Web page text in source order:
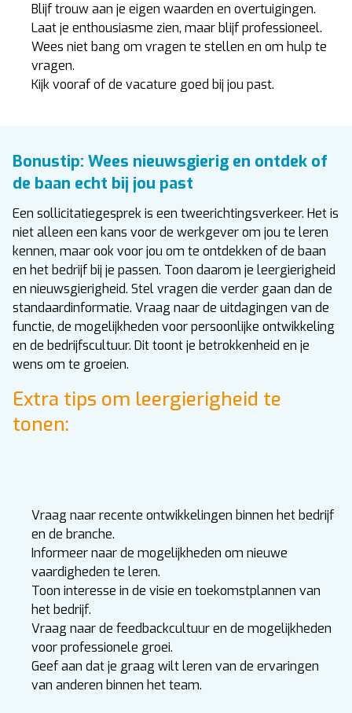
Blijf trouw aan je eigen waarden en overtuigingen.
Laat je enthousiasme zien, maar blijf professioneel.
Wees niet bang om vragen te stellen en om hulp te
vragen.
Kijk vooraf of de vacature goed bij jou past.
Bonustip: Wees nieuwsgierig en ontdek of
de baan echt bij jou past
Een sollicitatiegesprek is een tweerichtingsverkeer. Het is
niet alleen een kans voor de werkgever om jou te leren
kennen, maar ook voor jou om te ontdekken of de baan
en het bedrijf bij je passen. Toon daarom je leergierigheid
en nieuwsgierigheid. Stel vragen die verder gaan dan de
standaardinformatie. Vraag naar de uitdagingen van de
functie, de mogelijkheden voor persoonlijke ontwikkeling
en de bedrijfscultuur. Dit toont je betrokkenheid en je
wens om te groeien.
Extra tips om leergierigheid te
tonen:
Vraag naar recente ontwikkelingen binnen het bedrijf
en de branche.
Informeer naar de mogelijkheden om nieuwe
vaardigheden te leren.
Toon interesse in de visie en toekomstplannen van
het bedrijf.
Vraag naar de feedbackcultuur en de mogelijkheden
voor professionele groei.
Geef aan dat je graag wilt leren van de ervaringen
van anderen binnen het team.